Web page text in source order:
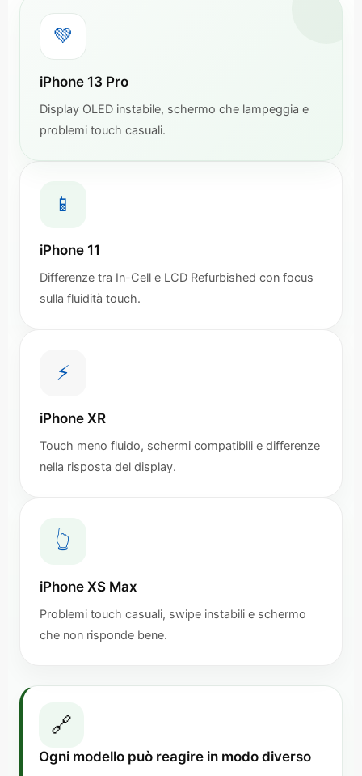
💚
iPhone 13 Pro
Display OLED instabile, schermo che lampeggia e
problemi touch casuali.
📱
iPhone 11
Differenze tra In-Cell e LCD Refurbished con focus
sulla fluidità touch.
⚡
iPhone XR
Touch meno fluido, schermi compatibili e differenze
nella risposta del display.
👆
iPhone XS Max
Problemi touch casuali, swipe instabili e schermo
che non risponde bene.
🔗
Ogni modello può reagire in modo diverso